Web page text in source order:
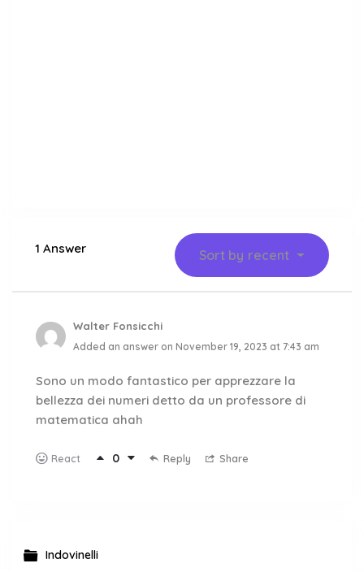
1 Answer Sort by recent
Walter Fonsicchi
Added an answer on November 19, 2023 at 7:43 am
Sono un modo fantastico per apprezzare la
bellezza dei numeri detto da un professore di
matematica ahah
React 0 Reply Share
Indovinelli